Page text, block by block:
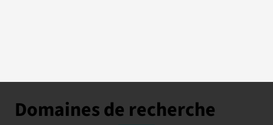
Domaines de recherche